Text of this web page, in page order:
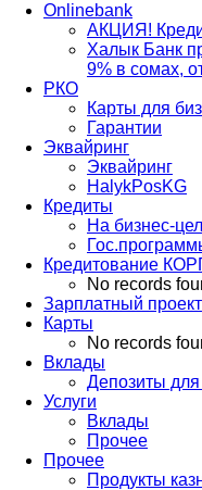
Onlinebank
АКЦИЯ!
Халык Банк
9% в сомах,
РКО
Карты для
Гарантии
Эквайринг
Эквайринг
HalykPosKG
Кредиты
На бизнес-
Кредитование
No records
Зарплатный проект
Карты
No records
Вклады
Депозиты
Услуги
Вклады
Прочее
Прочее
Продукты